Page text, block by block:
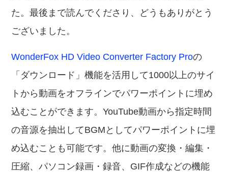
た。最後まで読んでくださり、どうもありがとう
ございました。
WonderFox HD Video Converter Factory Proの
「ダウンロード」機能を活用して1000以上のサイ
トから動画をオフラインでパワーポイントに埋め
込むことができます。YouTube動画から指定時間
の音源を抽出してBGMとしてパワーポイントに埋
め込むことも可能です。他に動画の変換・編集・
圧縮、パソコン録画・録音、GIF作成などの機能